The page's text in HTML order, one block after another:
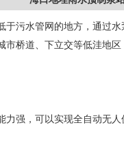
于污水管网的地方，通过
桥道、下立交等低洼地
强，可以实现全自动无人